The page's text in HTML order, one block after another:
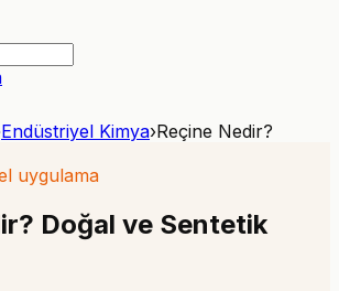
Endüstriyel Kimya›Reçine Nedir?
uygulama
Doğal ve Sentetik